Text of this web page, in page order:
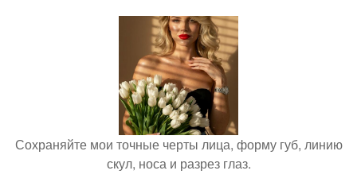
Сохраняйте мои точные черты лица, форму губ, линию
скул, носа и разрез глаз.